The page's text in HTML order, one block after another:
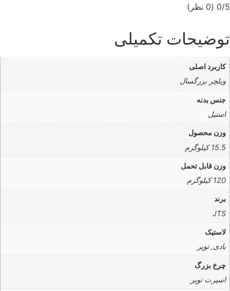
0/5 (0 نظر)
توضیحات تکمیلی
کاربرد اصلی
ویلچر بزرگسال
جنس بدنه
استیل
وزن محصول
15.5 کیلوگرم
وزن قابل تحمل
120 کیلوگرم
برند
JTS
لاستیک
بادی, توپر
چرخ بزرگ
اسپرت توپر